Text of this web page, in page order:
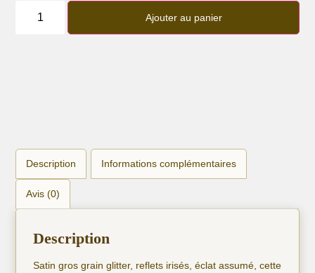
Bracelet
Ajouter au panier
Description Informations complémentaires
Avis (0)
Description
Satin gros grain glitter, reflets irisés, éclat assumé, cette